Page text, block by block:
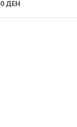
0 ДЕН